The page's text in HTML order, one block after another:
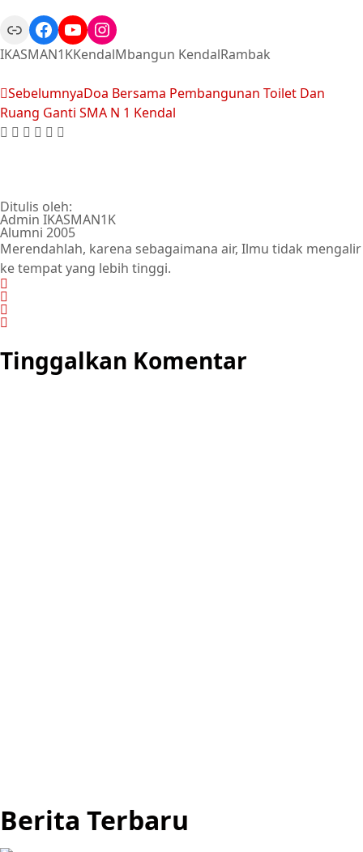
IKASMAN1KKendalMbangun KendalRambak
SebelumnyaDoa Bersama Pembangunan Toilet Dan
Ruang Ganti SMA N 1 Kendal
Ditulis oleh:
Admin IKASMAN1K
Alumni 2005
Merendahlah, karena sebagaimana air, Ilmu tidak mengalir
ke tempat yang lebih tinggi.
Tinggalkan Komentar
Berita Terbaru